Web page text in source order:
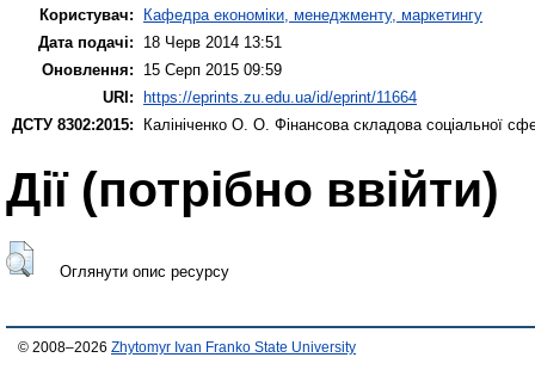
Користувач:
Кафедра економіки, менеджменту, маркетингу
Дата подачі:
18 Черв 2014 13:51
Оновлення:
15 Серп 2015 09:59
URI: https://eprints.zu.edu.ua/id/eprint/11664
ДСТУ 8302:2015:
Калініченко О. О. Фінансова складова соціальної
Дії ​​(потрібно ввійти)
Оглянути опис ресурсу
© 2008–2026 Zhytomyr Ivan Franko State University